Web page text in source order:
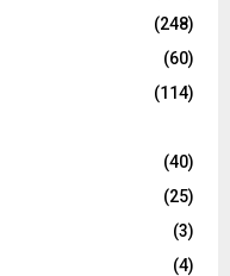
(248)
(60)
(114)
(40)
(25)
(3)
(4)